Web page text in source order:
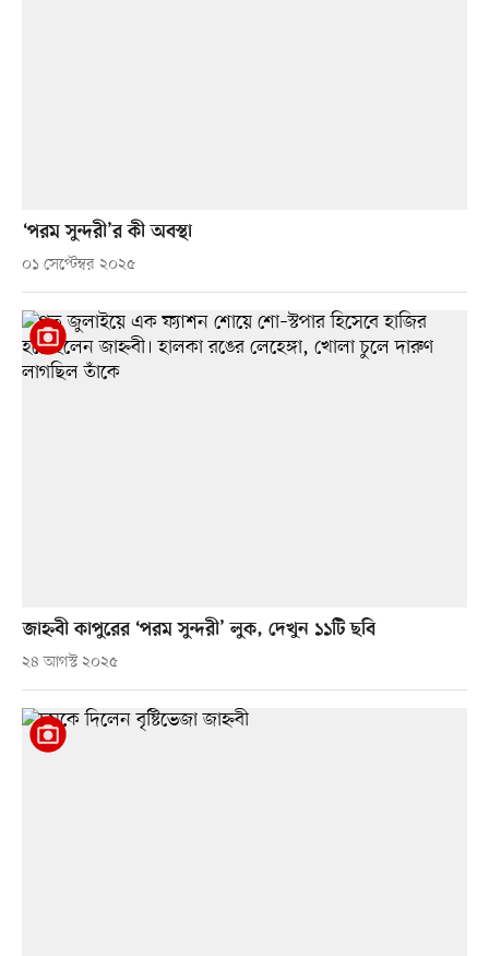
‘পরম সুন্দরী’র কী অবস্থা
০১ সেপ্টেম্বর ২০২৫
জাহ্নবী কাপুরের ‘পরম সুন্দরী’ লুক, দেখুন ১১টি ছবি
২৪ আগস্ট ২০২৫